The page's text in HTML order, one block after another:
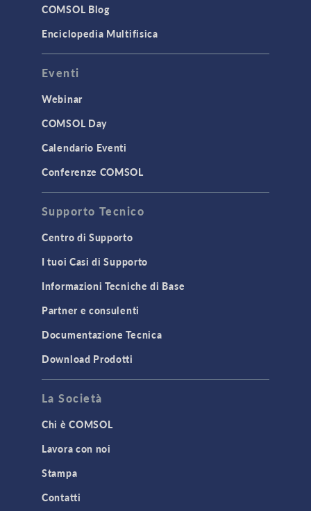
COMSOL Blog
Enciclopedia Multifisica
Eventi
Webinar
COMSOL Day
Calendario Eventi
Conferenze COMSOL
Supporto Tecnico
Centro di Supporto
I tuoi Casi di Supporto
Informazioni Tecniche di Base
Partner e consulenti
Documentazione Tecnica
Download Prodotti
La Società
Chi è COMSOL
Lavora con noi
Stampa
Contatti